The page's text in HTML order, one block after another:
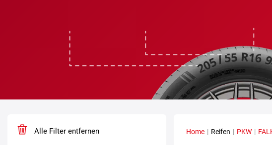
Alle Filter entfernen Home | Reifen | PKW |